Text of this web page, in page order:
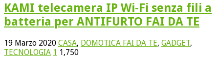
KAMI telecamera IP Wi-Fi senza fili a
batteria per ANTIFURTO FAI DA TE
19 Marzo 2020 CASA, DOMOTICA FAI DA TE, GADGET,
TECNOLOGIA 1 1,750